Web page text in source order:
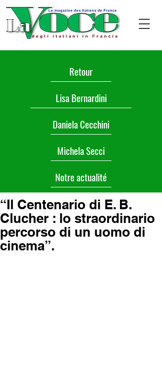
Retour
Lisa Bernardini
Daniela Cecchini
Michela Secci
Notre actualité
“Il Centenario di E. B.
Clucher : lo straordinario
percorso di un uomo di
cinema”.